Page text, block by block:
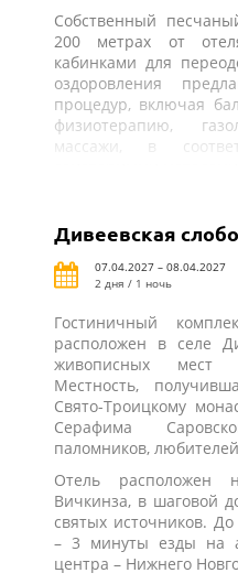
Собственный
200 метрах от
кабинками для
оздоровления
процедур, включая
физиотерапию,
массажи, в
Дивеевская
07.04.2027 – 08.04.2027
2 дня / 1 ночь
Гостиничный
расположен в селе
живописных мест
Местность,
Свято-Троицкому
Серафима
паломников,
Отель расположен
Вичкинза, в шаговой
святых источников.
– 3 минуты езды на
центра – Нижнего